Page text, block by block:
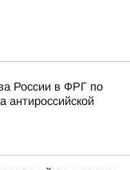
России в ФРГ по
антироссийской